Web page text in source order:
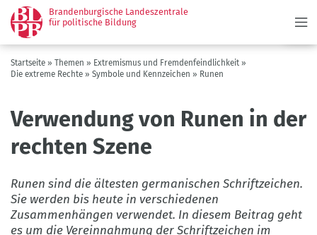
Direkt
zum
Inhalt
Brandenburgische Landeszentrale
für politische Bildung
Pfadnavigation
Startseite Themen
Extremismus und Fremdenfeindlichkeit
Die extreme Rechte
Symbole und Kennzeichen Runen
Verwendung von Runen in der
rechten Szene
Runen sind die ältesten germanischen Schriftzeichen.
Sie werden bis heute in verschiedenen
Zusammenhängen verwendet. In diesem Beitrag geht
es um die Vereinnahmung der Schriftzeichen im